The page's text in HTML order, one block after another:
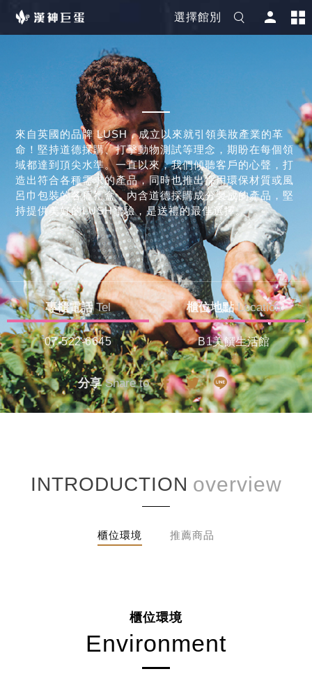
選擇館別
來自英國的品牌 LUSH，成立以來就引領美妝產業的革
命！堅持道德採購、打擊動物測試等理念，期盼在每個領
域都達到頂尖水準。一直以來，我們傾聽客戶的心聲，打
造出符合各種需求的產品，同時也推出採用環保材質或風
呂巾包裝的各種禮盒，內含道德採購成分製成的產品，堅
持提供美好的LUSH體驗，是送禮的最佳選擇。
專櫃電話 Tel
07-522-6645
櫃位地點 Location
B1美饌生活館
分享 Share to
INTRODUCTION
櫃位環境 推薦商品
櫃位環境
Environment